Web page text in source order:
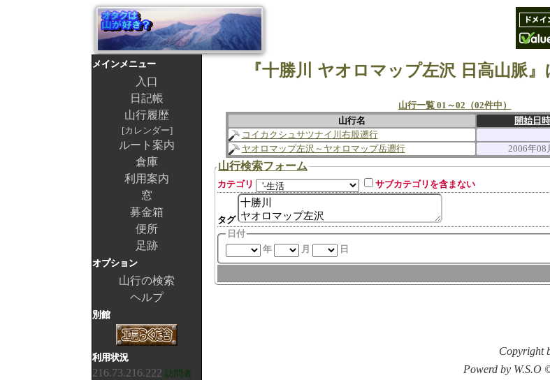
『十勝川 ヤオロマップ左沢 日高山脈
山行一覧 01～02（02件中）
山行名
開始日時
コイカクシュサツナイ川右股遡行
ヤオロマップ左沢～ヤオロマップ岳遡行
2006年08
山行検索フォーム
カテゴリ サブカテゴリを含まない
タグ
日付
年
月 日
メインメニュー
入口
日記帳
山行履歴
カレンダー
ルート案内
倉庫
利用案内
窓
募金箱
便所
足跡
オプション
山行の検索
ヘルプ
別館
利用状況
216.73.216.222 訪問者
Copyright
Powerd by W.S.O